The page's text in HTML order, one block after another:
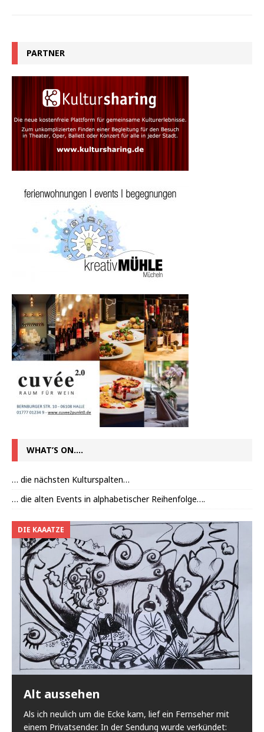
PARTNER
WHAT’S ON….
… die nächsten Kulturspalten…
… die alten Events in alphabetischer Reihenfolge….
DIE KAAATZE
Alt aussehen
Als ich neulich um die Ecke kam, lief ein Fernseher mit
einem Privatsender. In der Sendung wurde verkündet: